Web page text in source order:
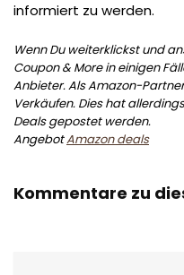
informiert zu werden.
Wenn Du weiterklickst und
Coupon & More in einigen
Anbieter. Als Amazon-
Verkäufen. Dies hat
Deals gepostet werden.
AngebotAmazon deals
Kommentare zu